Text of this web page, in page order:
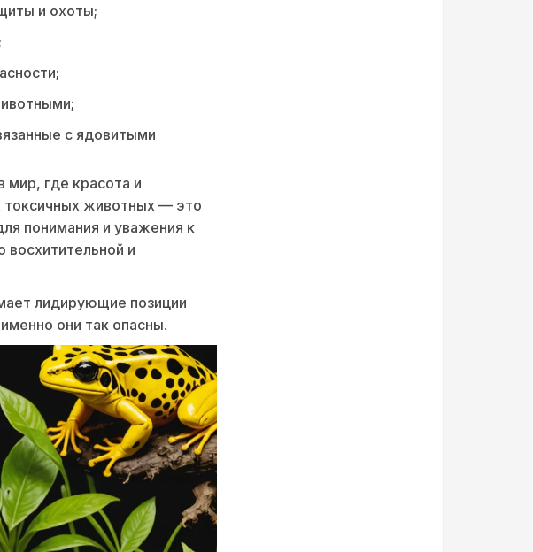
и охоты;
с ядовитыми
мир, где красота и
токсичных животных — это
понимания и уважения к
и
лидирующие позиции
они так опасны.